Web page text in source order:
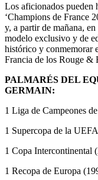
Los aficionados pueden
‘Champions de France
y, a partir de mañana,
modelo exclusivo y de
histórico y conmemorar
Francia de los Rouge &
PALMARÉS DEL
GERMAIN:
1 Liga de Campeones
1 Supercopa de la
1 Copa Intercontinental
1 Recopa de Europa